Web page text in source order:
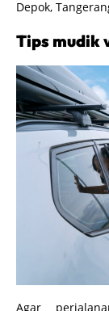
Depok,
Tips mudik
Agar